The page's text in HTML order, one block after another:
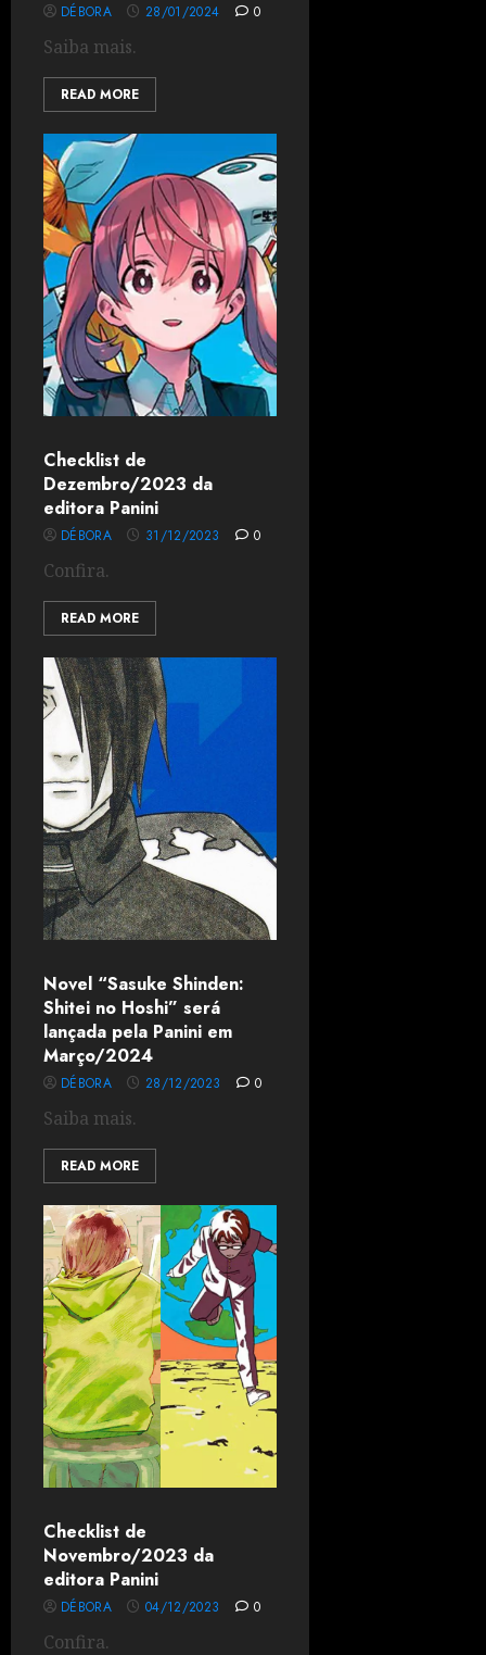
DÉBORA 28/01/2024 0
Saiba mais.
READ MORE
Checklist de
Dezembro/2023 da
editora Panini
DÉBORA 31/12/2023 0
Confira.
READ MORE
Novel “Sasuke Shinden:
Shitei no Hoshi” será
lançada pela Panini em
Março/2024
DÉBORA 28/12/2023 0
Saiba mais.
READ MORE
Checklist de
Novembro/2023 da
editora Panini
DÉBORA 04/12/2023 0
Confira.